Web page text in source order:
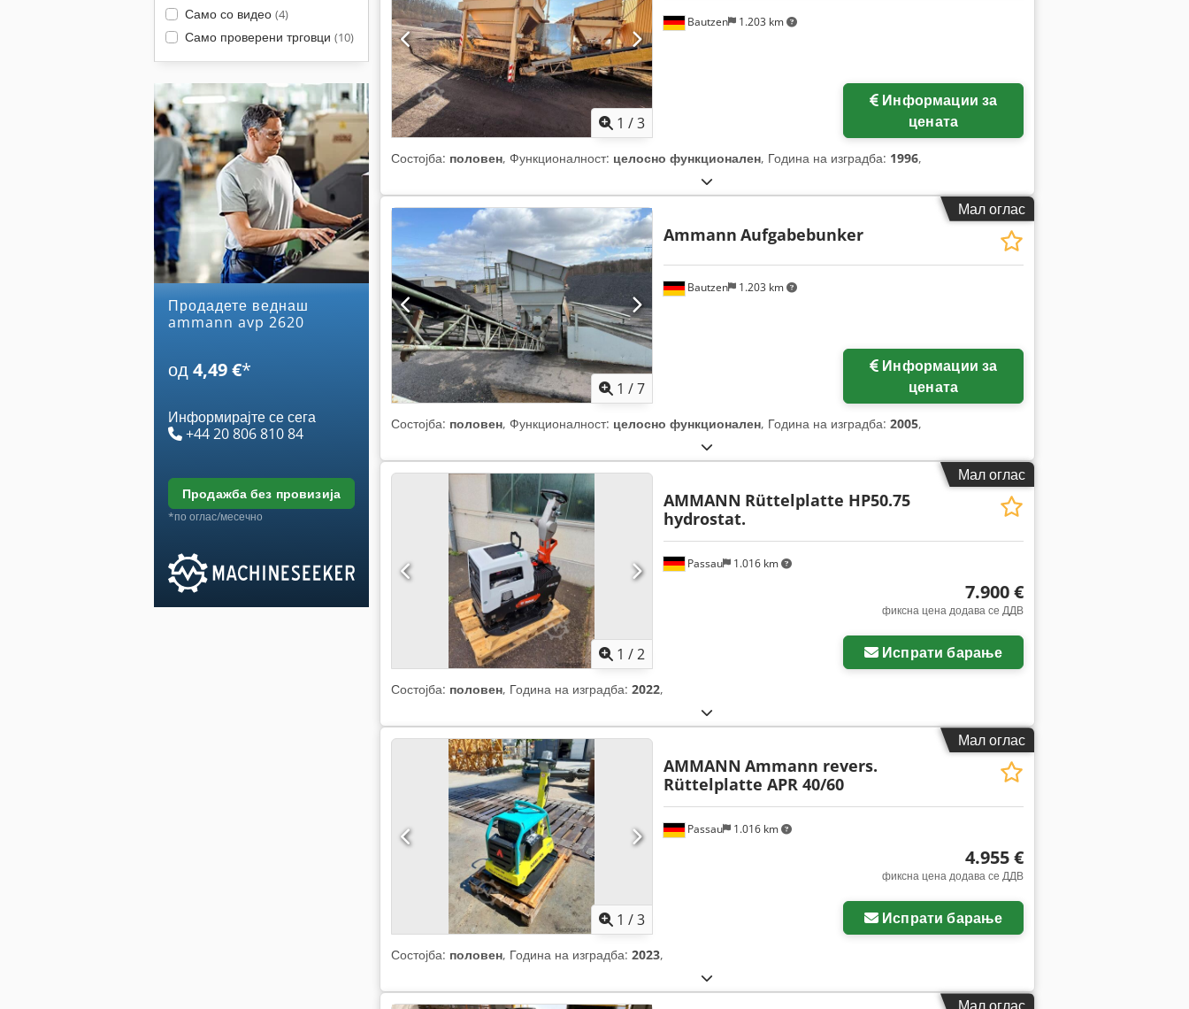
Само со видео (4)
Само проверени трговци (10)
Продадете веднаш
ammann avp 2620
од4,49 €*
Информирајте се сега
+44 20 806 810 84
продажба без провизија
*по оглас/месечно
1 /3
Bautzen 1.203 km
цената
Состојба: половен, Функционалност: целосно функционален, Година на изградба: 1996,
Мал оглас
1 /7
Bautzen 1.203 km
Ammann Aufgabebunker
цената
Состојба: половен, Функционалност: целосно функционален, Година на изградба: 2005,
Мал оглас
Побарајте повеќе
1 /2
Passau 1.016 km
AMMANN Rüttelplatte HP50.75
hydrostat.
7.900 €
фиксна цена додава се ДДВ
Испрати барање
Состојба: половен, Година на изградба: 2022,
Мал оглас
1 /3
Passau 1.016 km
AMMANN Ammann revers.
Rüttelplatte APR 40/60
4.955 €
фиксна цена додава се ДДВ
Испрати барање
Состојба: половен, Година на изградба: 2023,